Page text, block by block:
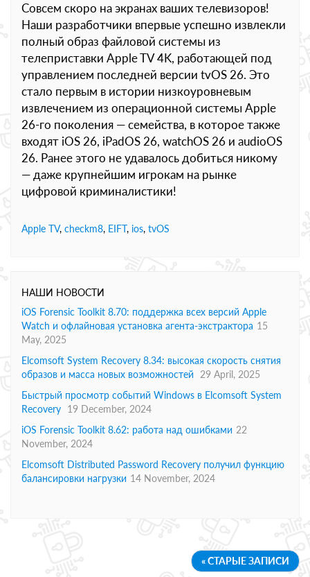
Совсем скоро на экранах ваших телевизоров!
Наши разработчики впервые успешно извлекли
полный образ файловой системы из
телеприставки Apple TV 4K, работающей под
управлением последней версии tvOS 26. Это
стало первым в истории низкоуровневым
извлечением из операционной системы Apple
26-го поколения — семейства, в которое также
входят iOS 26, iPadOS 26, watchOS 26 и audioOS
26. Ранее этого не удавалось добиться никому
— даже крупнейшим игрокам на рынке
цифровой криминалистики!
Apple TV, checkm8, EIFT, ios, tvOS
НАШИ НОВОСТИ
iOS Forensic Toolkit 8.70: поддержка всех версий Apple
Watch и офлайновая установка агента-экстрактора 15
May, 2025
Elcomsoft System Recovery 8.34: высокая скорость снятия
образов и масса новых возможностей
29 April, 2025
Быстрый просмотр событий Windows в Elcomsoft System
Recovery 19 December, 2024
iOS Forensic Toolkit 8.62: работа над ошибками 22
November, 2024
Elcomsoft Distributed Password Recovery получил функцию
балансировки нагрузки 14 November, 2024
« СТАРЫЕ ЗАПИСИ